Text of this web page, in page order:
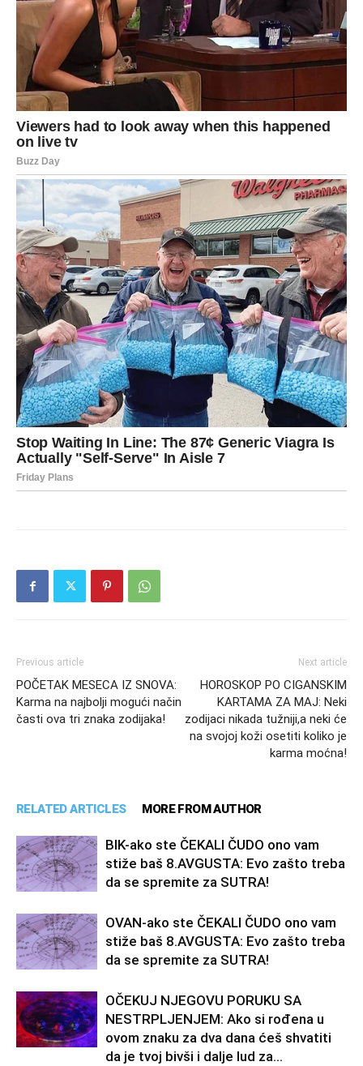
Previous article
POČETAK MESECA IZ SNOVA:
Karma na najbolji mogući način
časti ova tri znaka zodijaka!
Next article
HOROSKOP PO CIGANSKIM
KARTAMA ZA MAJ: Neki
zodijaci nikada tužniji,a neki će
na svojoj koži osetiti koliko je
karma moćna!
RELATED ARTICLES MORE FROM AUTHOR
BIK-ako ste ČEKALI ČUDO ono vam
stiže baš 8.AVGUSTA: Evo zašto treba
da se spremite za SUTRA!
OVAN-ako ste ČEKALI ČUDO ono vam
stiže baš 8.AVGUSTA: Evo zašto treba
da se spremite za SUTRA!
OČEKUJ NJEGOVU PORUKU SA
NESTRPLJENJEM: Ako si rođena u
ovom znaku za dva dana ćeš shvatiti
da je tvoj bivši i dalje lud za...